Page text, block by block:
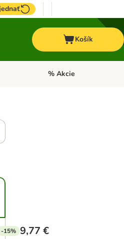
Košík
značky Otvoriť menu: + VET diéta
% Akcie
-15% 9,77 €